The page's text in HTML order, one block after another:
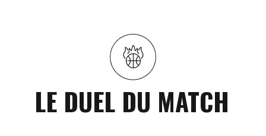
LE DUEL DU MATCH